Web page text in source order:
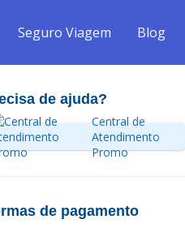
Seguro Viagem Blog
de ajuda?
Central de
Atendimento
Promo
de pagamento